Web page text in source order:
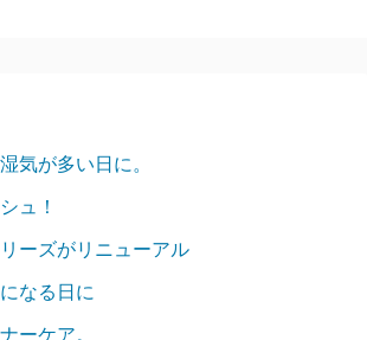
気が多い日に。
ュ！
ーズがリニューアル
なる日に
ーケア。